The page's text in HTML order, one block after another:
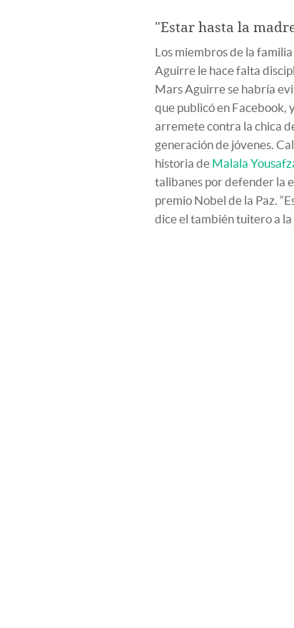
"Estar hasta la
Los miembros de la
Aguirre le hace falta
Mars Aguirre se habría
que publicó en Facebook,
arremete contra la chica
generación de jóvenes.
historia de Malala
talibanes por defender la
premio Nobel de la Paz.
dice el también tuitero a